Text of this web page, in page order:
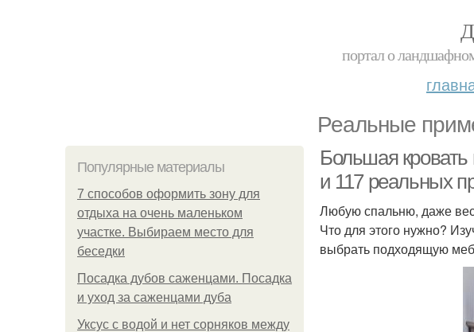
портал о
Реальные
Популярные материалы
7 способов оформить зону для
отдыха на очень маленьком
участке. Выбираем место для
беседки
Посадка дубов саженцами. Посадка
и уход за саженцами дуба
Уксус с водой и нет сорняков между
Большая
и 117 реальных
Любую спальню, даже
Что для этого нужно?
выбрать подходящую